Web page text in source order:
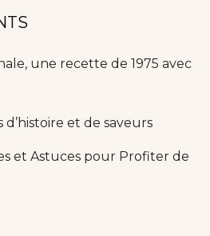
une recette de 1975 avec
d’histoire et de saveurs
et Astuces pour Profiter de